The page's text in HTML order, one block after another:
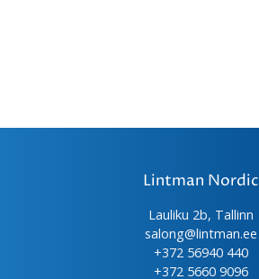
Lintman Nordic
Lauliku 2b, Tallinn
salong@lintman.ee
+372 56940 440
+372 5660 9096